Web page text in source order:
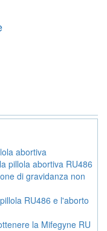
abortiva
pillola abortiva RU486
di gravidanza non
RU486 e l'aborto
la Mifegyne RU